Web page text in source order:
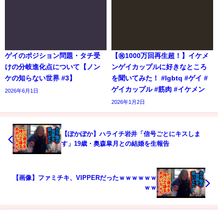
ゲイのポジション問題・タチ受
けの分岐進化点について【ノン
ケの知らない世界 #3】
2026年6月1日
【㊗️1000万回再生超！】イケメ
ンゲイカップルに好きなところ
を聞いてみた！ #lgbtq #ゲイ #
ゲイカップル #筋肉 #イケメン
2026年1月2日
【ぽかぽか】ハライチ岩井「信号ごとにキスしま
す」19歳・奥森皐月との結婚を生報告
【画像】ファミチキ、VIPPERだったｗｗｗｗｗｗ
ｗｗ